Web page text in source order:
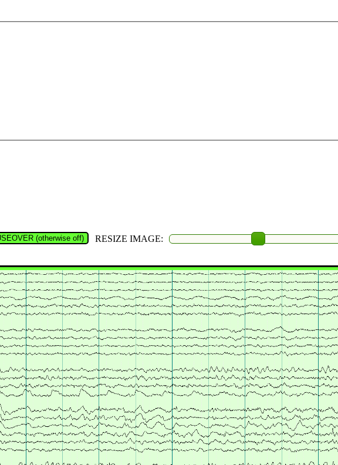
(otherwise off)
RESIZE IMAGE: